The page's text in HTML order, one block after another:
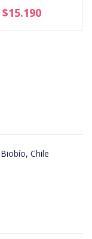
$15.190
Chile